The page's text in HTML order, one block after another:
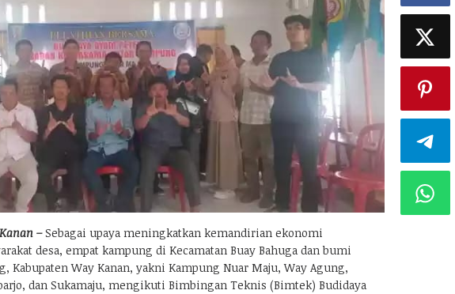
– Sebagai upaya meningkatkan kemandirian ekonomi
desa, empat kampung di Kecamatan Buay Bahuga dan bumi
Kabupaten Way Kanan, yakni Kampung Nuar Maju, Way Agung,
dan Sukamaju, mengikuti Bimbingan Teknis (Bimtek) Budidaya